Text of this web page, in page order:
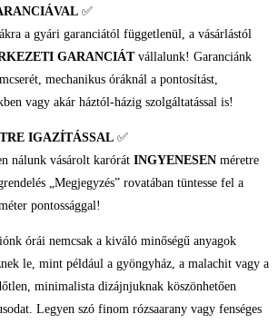
✅
a gyári garanciától függetlenül, a vásárlástól
GARANCIÁTvállalunk! Garanciánk
mechanikus óráknál a pontosítást,
vagy akár háztól-házig szolgáltatással is!
IGAZÍTÁSSAL ✅
nálunk vásárolt karórát INGYENESEN méretre
„Megjegyzés” rovatában tüntesse fel a
pontossággal!
órái nemcsak a kiváló minőségű anyagok
le, mint például a gyöngyház, a malachit vagy a
minimalista dizájnjuknak köszönhetően
Legyen szó finom rózsaarany vagy fenséges